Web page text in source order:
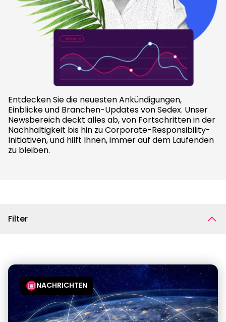
Entdecken Sie die neuesten Ankündigungen,
Einblicke und Branchen-Updates von Sedex. Unser
Newsbereich deckt alles ab, von Fortschritten in der
Nachhaltigkeit bis hin zu Corporate-Responsibility-
Initiativen, und hilft Ihnen, immer auf dem Laufenden
zu bleiben.
Filter
NACHRICHTEN